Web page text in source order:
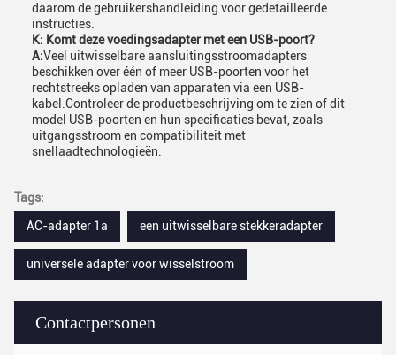
Contactpersonen
daarom de gebruikershandleiding voor gedetailleerde
instructies.
K: Komt deze voedingsadapter met een USB-poort?
A:Veel uitwisselbare aansluitingsstroomadapters
beschikken over één of meer USB-poorten voor het
rechtstreeks opladen van apparaten via een USB-
kabel.Controleer de productbeschrijving om te zien of dit
model USB-poorten en hun specificaties bevat, zoals
uitgangsstroom en compatibiliteit met
snellaadtechnologieën.
Tags:
AC-adapter 1a
een uitwisselbare stekkeradapter
universele adapter voor wisselstroom